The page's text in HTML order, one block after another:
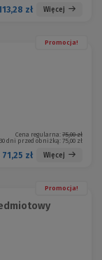
zł Więcej
Promocja!
Cena regularna: 75,00 zł
dni przed obniżką:75,00 zł
71,25 zł Więcej
Promocja!